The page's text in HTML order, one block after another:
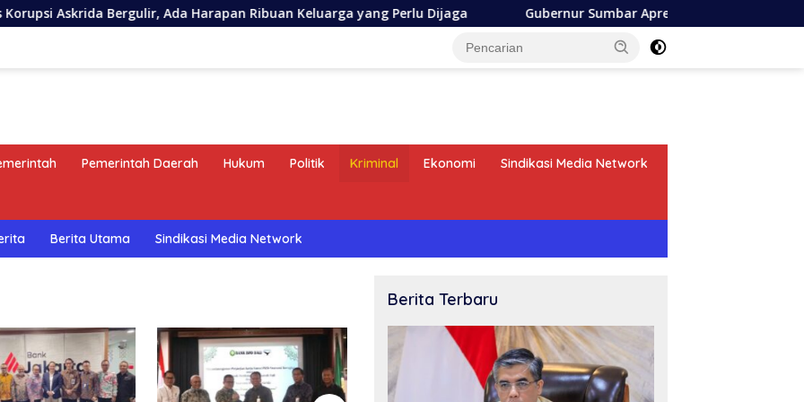
Bergulir, Ada Harapan Ribuan Keluarga yang Perlu Dijaga Gubernur Sumbar Apresiasi Askrida Laporan Progress
Pemerintah Daerah Hukum Politik Kriminal Ekonomi Sindikasi Media Network
Berita Utama Sindikasi Media Network
Berita Terbaru